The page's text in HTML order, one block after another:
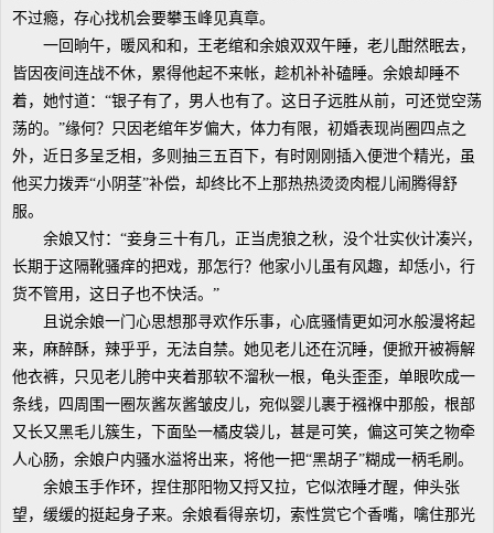
不过瘾，存心找机会要攀玉峰见真章。
一回晌午，暖风和和，王老绾和余娘双双午睡，老儿酣然眠去，
皆因夜间连战不休，累得他起不来帐，趁机补补磕睡。余娘却睡不
着，她忖道：“银子有了，男人也有了。这日子远胜从前，可还觉空荡
荡的。”缘何？只因老绾年岁偏大，体力有限，初婚表现尚圈四点之
外，近日多呈乏相，多则抽三五百下，有时刚刚插入便泄个精光，虽
他买力拨弄“小阴茎”补偿，却终比不上那热热烫烫肉棍儿闹腾得舒
服。
余娘又忖：“妾身三十有几，正当虎狼之秋，没个壮实伙计凑兴，
长期于这隔靴骚痒的把戏，那怎行？他家小儿虽有风趣，却恁小，行
货不管用，这日子也不快活。”
且说余娘一门心思想那寻欢作乐事，心底骚情更如河水般漫将起
来，麻醉酥，辣乎乎，无法自禁。她见老儿还在沉睡，便掀开被褥解
他衣裤，只见老儿胯中夹着那软不溜秋一根，龟头歪歪，单眼吹成一
条线，四周围一圈灰酱灰酱皱皮儿，宛似婴儿裹于襁褓中那般，根部
又长又黑毛儿簇生，下面坠一橘皮袋儿，甚是可笑，偏这可笑之物牵
人心肠，余娘户内骚水溢将出来，将他一把“黑胡子”糊成一柄毛刷。
余娘玉手作环，捏住那阳物又捋又拉，它似浓睡才醒，伸头张
望，缓缓的挺起身子来。余娘看得亲切，索性赏它个香嘴，噙住那光